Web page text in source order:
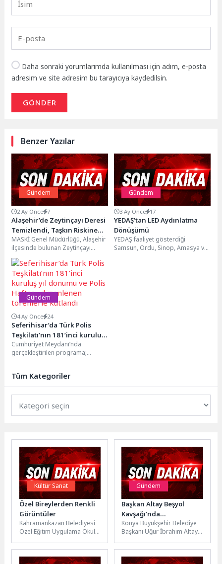
Daha sonraki yorumlarımda kullanılması için adım, e-posta
adresim ve site adresim bu tarayıcıya kaydedilsin.
GÖNDER
Benzer Yazılar
Gündem
2 Ay Önce 7
Alaşehir’de Zeytinçayı Deresi
Temizlendi, Taşkın Riskine
Önlem Alındı
MASKİ Genel Müdürlüğü, Alaşehir
ilçesinde bulunan Zeytinçayı
Deresi’nde temizlik çalışması
gerçekleştirdi. İstasyon ve Baklacı
mahallelerinden...
Gündem
3 Ay Önce 17
YEDAŞ’tan LED Aydınlatma
Dönüşümü
YEDAŞ faaliyet gösterdiği
Samsun, Ordu, Sinop, Amasya ve
Gündem
4 Ay Önce 24
Seferihisar’da Türk Polis
Teşkilatı’nın 181’inci kuruluş
yıl dönümü ve Polis Haftası,
düzenlenen törenlerle
Cumhuriyet Meydanı’nda
gerçekleştirilen programa;
Başkanvekili Gökhan Pehlivan,
Seferihisar...
Tüm Kategoriler
Kültür Sanat
Özel Bireylerden Renkli
Görüntüler
Kahramankazan Belediyesi
Özel Eğitim Uygulama Okulu
etkinlikte, öğrencilerin
hazırladığı görsel sanatlar
Gündem
Başkan Altay Beşyol
Kavşağı’nda
Kamulaştırdıkları 8
Binada Yıkım
Çalışmalarını
Konya Büyükşehir Belediye
Başkanı Uğur İbrahim Altay,
Kavşağı’ndaki 8 binada
kamulaştırma sonrası...